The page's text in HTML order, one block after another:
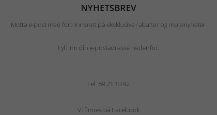
NYHETSBREV
Motta e-post med fortrinnsrett på eksklusive rabatter og motenyheter.
Fyll inn din e-postadresse nedenfor.
Tel: 69 21 10 92
Vi finnes på Facebook